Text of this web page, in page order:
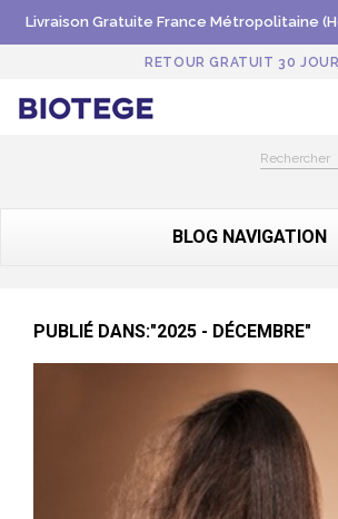
Livraison Gratuite France Métropolitaine
RETOUR GRATUIT 30
BLOG NAVIGATION
PUBLIÉ DANS:"2025 - DÉCEMBRE"